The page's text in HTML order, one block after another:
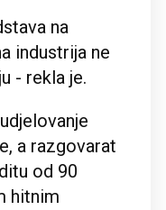
na
industrija ne
- rekla je.
a razgovarat
od 90
hitnim